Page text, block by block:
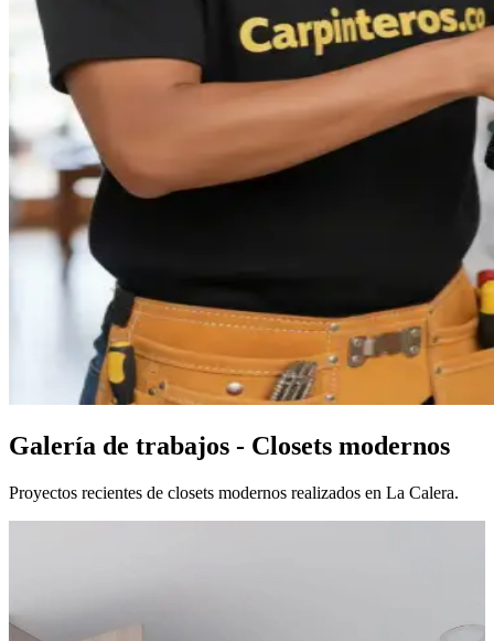
Galería de trabajos - Closets modernos
Proyectos recientes de closets modernos realizados en La Calera.